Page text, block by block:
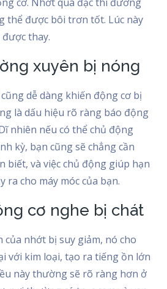
thể được bôi trơn tốt. Lúc này
thay.
xuyên bị nóng
dễ dàng khiến động cơ bị
là dấu hiệu rõ ràng báo động
nhiên nếu có thể chủ động
kỳ, bạn cũng sẽ chẳng cần
biết, và việc chủ động giúp hạn
ra cho máy móc của bạn.
cơ nghe bị chát
nhớt bị suy giảm, nó cho
với kim loại, tạo ra tiếng ồn lớn
này thường sẽ rõ ràng hơn ở